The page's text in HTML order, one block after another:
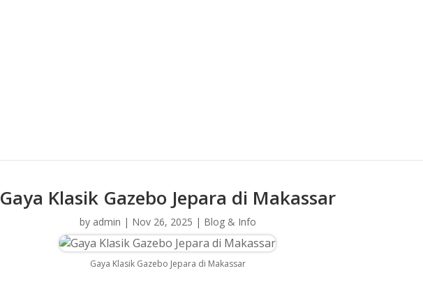
Gaya Klasik Gazebo Jepara di Makassar
by admin | Nov 26, 2025 | Blog & Info
Gaya Klasik Gazebo Jepara di Makassar